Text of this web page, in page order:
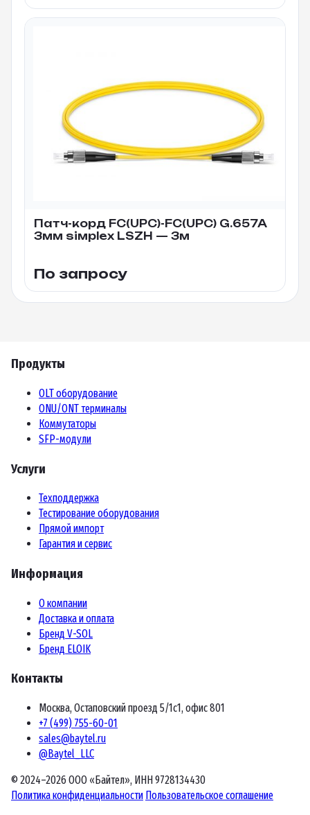
Патч-корд FC(UPC)-FC(UPC) G.657A
3мм siмplex LSZH — 3м
По запросу
Продукты
OLT оборудование
ONU/ONT терминалы
Коммутаторы
SFP-модули
Услуги
Техподдержка
Тестирование оборудования
Прямой импорт
Гарантия и сервис
Информация
О компании
Доставка и оплата
Бренд V-SOL
Бренд ELOIK
Контакты
Москва, Остаповский проезд 5/1с1, офис 801
+7 (499) 755-60-01
sales@baytel.ru
@Baytel_LLC
© 2024–2026 ООО «Байтел», ИНН 9728134430
Политика конфиденциальности Пользовательское соглашение